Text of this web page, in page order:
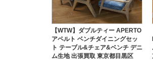
【WTW】ダブルティー APERTO
アペルト ベンチダイニングセッ
ト テーブル&チェア&ベンチ デニ
ム生地 出張買取 東京都目黒区